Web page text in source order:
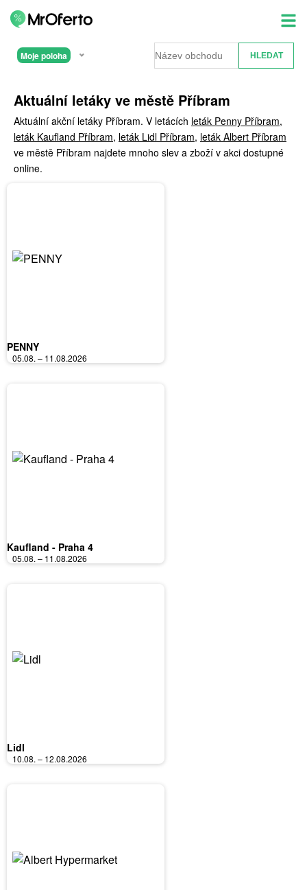
Moje poloha
Aktuální letáky ve městě Příbram
Aktuální akční letáky Příbram. V letácích leták Penny Příbram,
leták Kaufland Příbram, leták Lidl Příbram, leták Albert Příbram
ve městě Příbram najdete mnoho slev a zboží v akci dostupné
online.
PENNY
05.08. – 11.08.2026
Kaufland - Praha 4
05.08. – 11.08.2026
Lidl
10.08. – 12.08.2026